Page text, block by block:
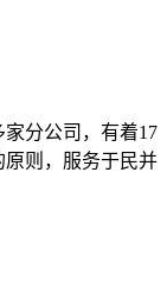
分公司，有着17
则，服务于民并